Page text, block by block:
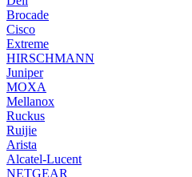
Brocade
Cisco
Extreme
HIRSCHMANN
Juniper
MOXA
Mellanox
Ruckus
Ruijie
Arista
Alcatel-Lucent
NETGEAR